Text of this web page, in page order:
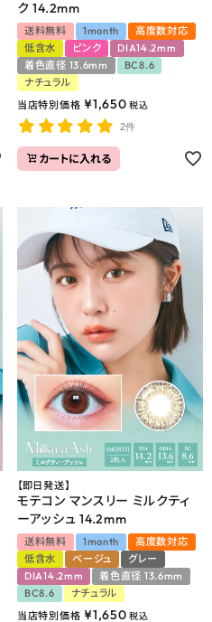
ク 14.2mm
送料無料 1month
高度数対応
低含水
ピンク
DIA14.2mm
着色直径 13.6mm
BC8.6
ナチュラル
当店特別価格 ¥1,650 税込
2件
カートに入れる
【即日発送】
モテコン マンスリー ミルクティ
ーアッシュ 14.2mm
送料無料 1month
高度数対応
低含水
ベージュ
グレー
DIA14.2mm
着色直径 13.6mm
BC8.6
ナチュラル
当店特別価格 ¥1,650 税込